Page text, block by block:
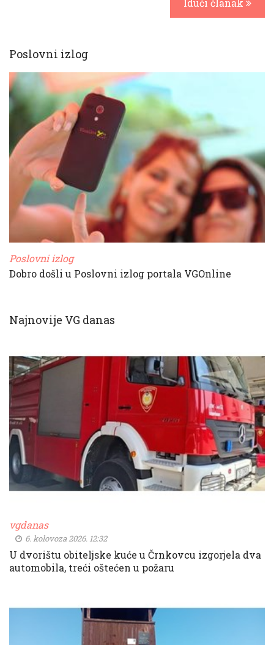
Poslovni izlog
Poslovni izlog
Dobro došli u Poslovni izlog portala VGOnline
Najnovije VG danas
vgdanas
6. kolovoza 2026. 12:32
U dvorištu obiteljske kuće u Črnkovcu izgorjela dva
automobila, treći oštećen u požaru